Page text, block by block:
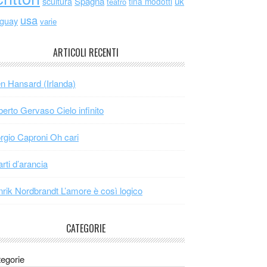
usa varie
ARTICOLI RECENTI
Hansard (Irlanda)
Gervaso Cielo infinito
Caproni Oh cari
d’arancia
Nordbrandt L’amore è così logico
CATEGORIE